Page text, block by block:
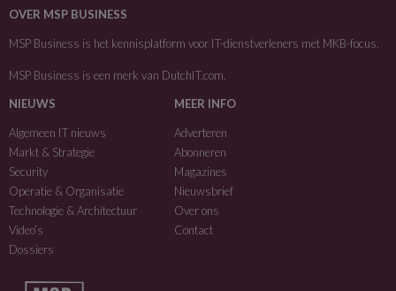
OVER MSP BUSINESS
MSP Business is het kennisplatform voor IT-dienstverleners met MKB-focus.
MSP Business is een merk van DutchIT.com
NIEUWS
Algemeen IT nieuws
Markt & Strategie
Security
Operatie & Organisatie
Technologie & Architectuur
Video’s
Dossiers
MEER INFO
Adverteren
Abonneren
Magazines
Nieuwsbrief
Over ons
Contact